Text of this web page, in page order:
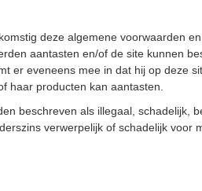
deze algemene voorwaarden
aantasten en/of de site kunnen
er eveneens mee in dat hij op deze
haar producten kan aantasten.
beschreven als illegaal, schadelijk,
verwerpelijk of schadelijk voor